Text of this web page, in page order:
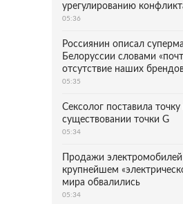
урегулированию
05:36
Россиянин описал
Белоруссии словами
отсутствие наших
05:35
Сексолог поставила
существовании точки G
05:34
Продажи
крупнейшем
мира обвалились
05:34